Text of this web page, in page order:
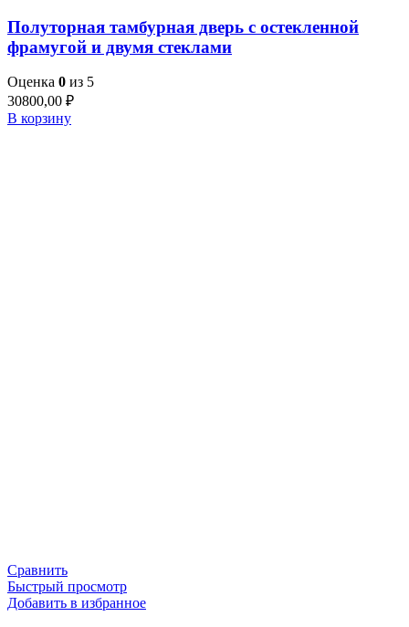
Полуторная тамбурная дверь с остекленной
фрамугой и двумя стеклами
Оценка 0 из 5
30800,00 ₽
В корзину
Сравнить
Быстрый просмотр
Добавить в избранное